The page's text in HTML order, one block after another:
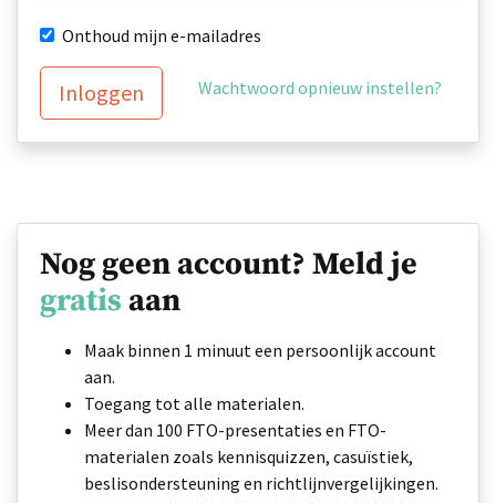
Onthoud mijn e-mailadres
Inloggen Wachtwoord opnieuw instellen?
Nog geen account? Meld je
gratis aan
Maak binnen 1 minuut een persoonlijk account
aan.
Toegang tot alle materialen.
Meer dan 100 FTO-presentaties en FTO-
materialen zoals kennisquizzen, casuïstiek,
beslisondersteuning en richtlijnvergelijkingen.